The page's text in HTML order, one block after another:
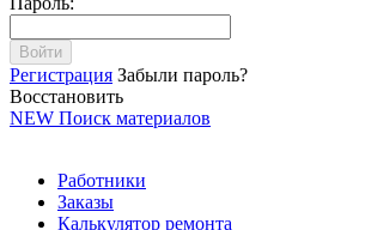
Войти
Регистрация Забыли пароль?
Восстановить
NEW Поиск материалов
Работники
Заказы
Калькулятор ремонта